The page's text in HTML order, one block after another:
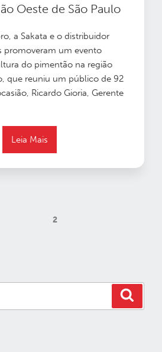
Oeste de São Paulo
a Sakata e o distribuidor
promoveram um evento
do pimentão na região
que reuniu um público de 92
Ricardo Gioria, Gerente
Leia Mais
Página2